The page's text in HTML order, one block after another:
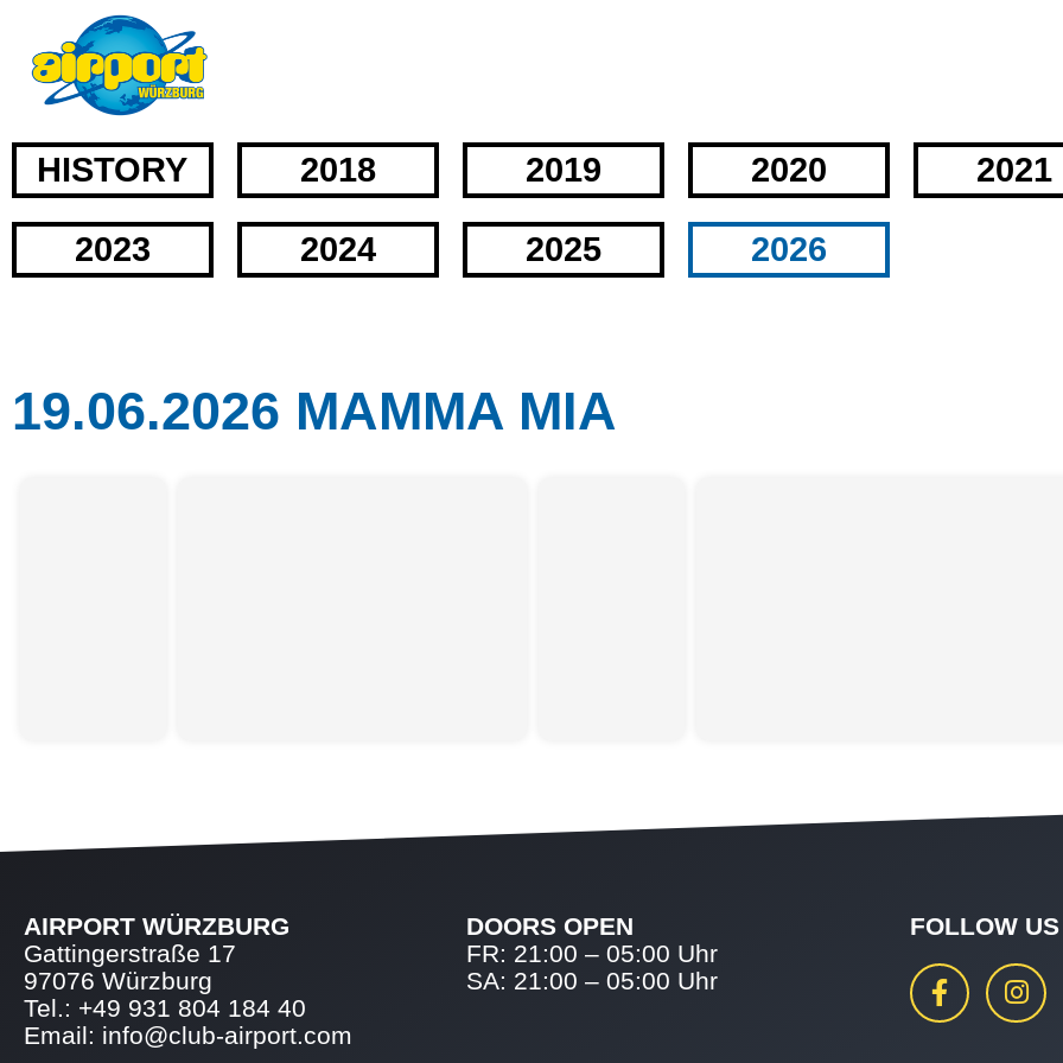
HISTORY 2018 2019 2020 2021
2023 2024 2025 2026
19.06.2026 MAMMA MIA
AIRPORT WÜRZBURG
Gattingerstraße 17
97076 Würzburg
Tel.: +49 931 804 184 40
Email: info@club-airport.com
DOORS OPEN
FR: 21:00 – 05:00 Uhr
SA: 21:00 – 05:00 Uhr
FOLLOW US